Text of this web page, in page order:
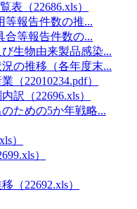
表（22686.xls）
等報告件数の推...
合等報告件数の...
生物由来製品感染...
の推移（各年度末...
（22010234.pdf）
訳（22696.xls）
ための5か年戦略...
）
）
（22692.xls）